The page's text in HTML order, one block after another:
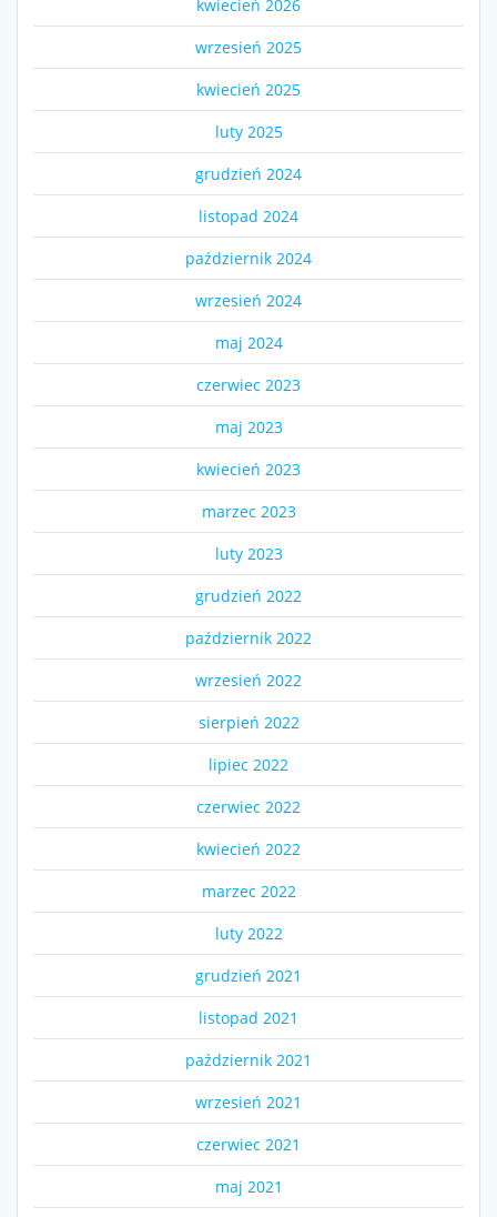
kwiecień 2026
wrzesień 2025
kwiecień 2025
luty 2025
grudzień 2024
listopad 2024
październik 2024
wrzesień 2024
maj 2024
czerwiec 2023
maj 2023
kwiecień 2023
marzec 2023
luty 2023
grudzień 2022
październik 2022
wrzesień 2022
sierpień 2022
lipiec 2022
czerwiec 2022
kwiecień 2022
marzec 2022
luty 2022
grudzień 2021
listopad 2021
październik 2021
wrzesień 2021
czerwiec 2021
maj 2021